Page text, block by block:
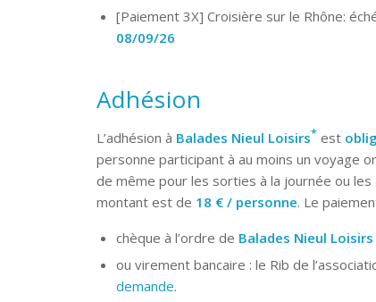
[Paiement 3X] Croisière sur le Rhône:
08/09/26
Adhésion
L’adhésion à Balades Nieul Loisirs* est
personne participant à au moins un voyage
de même pour les sorties à la journée ou les
montant est de 18 € / personne. Le
chèque à l’ordre de Balades Nieul Loisirs
ou virement bancaire : le Rib de
demande.